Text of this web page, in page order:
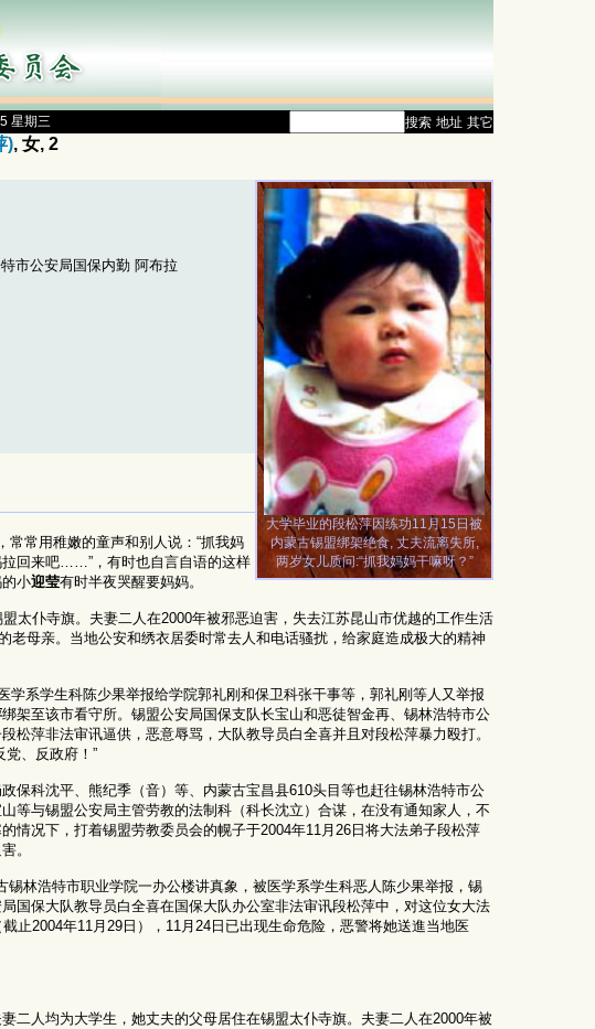
星期三 搜索 地址 其它
), 女, 2
大学毕业的段松萍因练功11月15日被
内蒙古锡盟绑架绝食, 丈夫流离失所,
两岁女儿质问:“抓我妈妈干嘛呀？”
市公安局国保内勤 阿布拉
常常用稚嫩的童声和别人说：“抓我妈
回来吧……”，有时也自言自语的这样
小迎莹有时半夜哭醒要妈妈。
太仆寺旗。夫妻二人在2000年被邪恶迫害，失去江苏昆山市优越的工作生活
母亲。当地公安和绣衣居委时常去人和电话骚扰，给家庭造成极大的精神
系学生科陈少果举报给学院郭礼刚和保卫科张干事等，郭礼刚等人又举报
绑架至该市看守所。锡盟公安局国保支队长宝山和恶徒智金再、锡林浩特市公
萍非法审讯逼供，恶意辱骂，大队教导员白全喜并且对段松萍暴力殴打。
党、反政府！”
保科沈平、熊纪季（音）等、内蒙古宝昌县610头目等也赶往锡林浩特市公
等与锡盟公安局主管劳教的法制科（科长沈立）合谋，在没有通知家人，不
情况下，打着锡盟劳教委员会的幌子于2004年11月26日将大法弟子段松萍
。
林浩特市职业学院一办公楼讲真象，被医学系学生科恶人陈少果举报，锡
国保大队教导员白全喜在国保大队办公室非法审讯段松萍中，对这位女大法
止2004年11月29日），11月24日已出现生命危险，恶警将她送進当地医
二人均为大学生，她丈夫的父母居住在锡盟太仆寺旗。夫妻二人在2000年被